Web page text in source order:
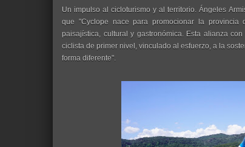
Un impulso al cicloturismo y al territorio. Ángeles
que "Cyclope nace para promocionar la provincia
paisajística, cultural y gastronómica. Esta alianza
ciclista de primer nivel, vinculado al esfuerzo, a la
forma diferente".